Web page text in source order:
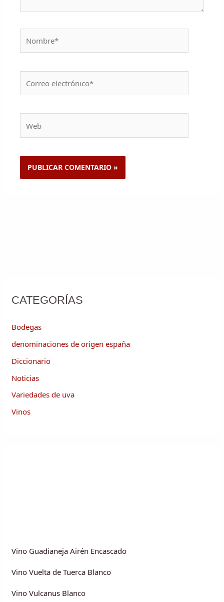
electrónico*
CATEGORÍAS
Bodegas
denominaciones de origen españa
Diccionario
Noticias
Variedades de uva
Vinos
Vino Guadianeja Airén Encascado
Vino Vuelta de Tuerca Blanco
Vino Vulcanus Blanco